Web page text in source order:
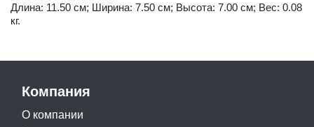
Длина: 11.50 см; Ширина: 7.50 см; Высота: 7.00 см; Вес: 0.08
кг.
Компания
О компании